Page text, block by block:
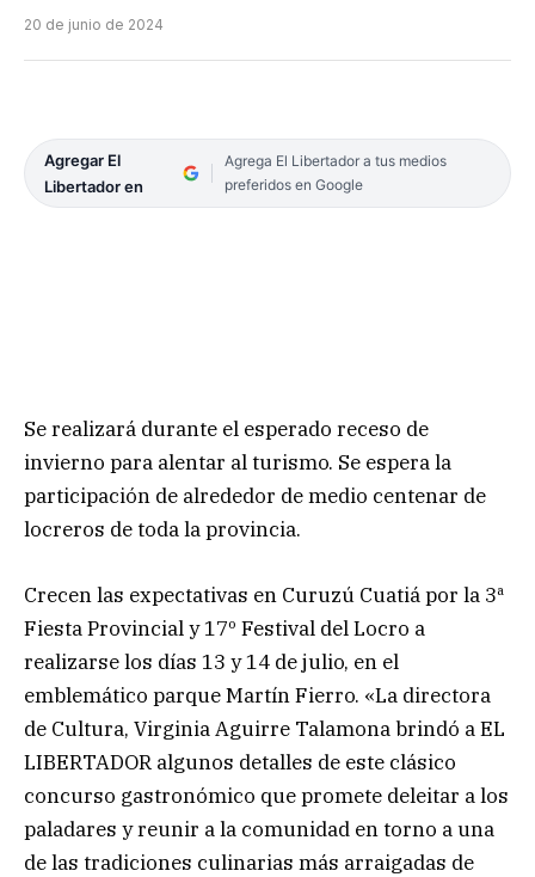
20 de junio de 2024
Agregar El
Libertador en
Agrega El Libertador a tus medios
preferidos en Google
Se realizará durante el esperado receso de
invierno para alentar al turismo. Se espera la
participación de alrededor de medio centenar de
locreros de toda la provincia.
Crecen las expectativas en Curuzú Cuatiá por la 3ª
Fiesta Provincial y 17º Festival del Locro a
realizarse los días 13 y 14 de julio, en el
emblemático parque Martín Fierro. «La directora
de Cultura, Virginia Aguirre Talamona brindó a EL
LIBERTADOR algunos detalles de este clásico
concurso gastronómico que promete deleitar a los
paladares y reunir a la comunidad en torno a una
de las tradiciones culinarias más arraigadas de